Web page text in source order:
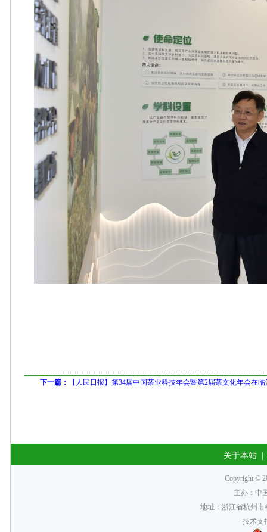
下一篇： 【人民日报】第34届中国茶业科技年会暨第2届茶文化年会在
关于本站
Copyright ©
主办：中
地址：浙江省杭州
技术支